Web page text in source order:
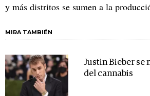
y más distritos se sumen a la
MIRA TAMBIÉN
Justin Bieber se
del cannabis